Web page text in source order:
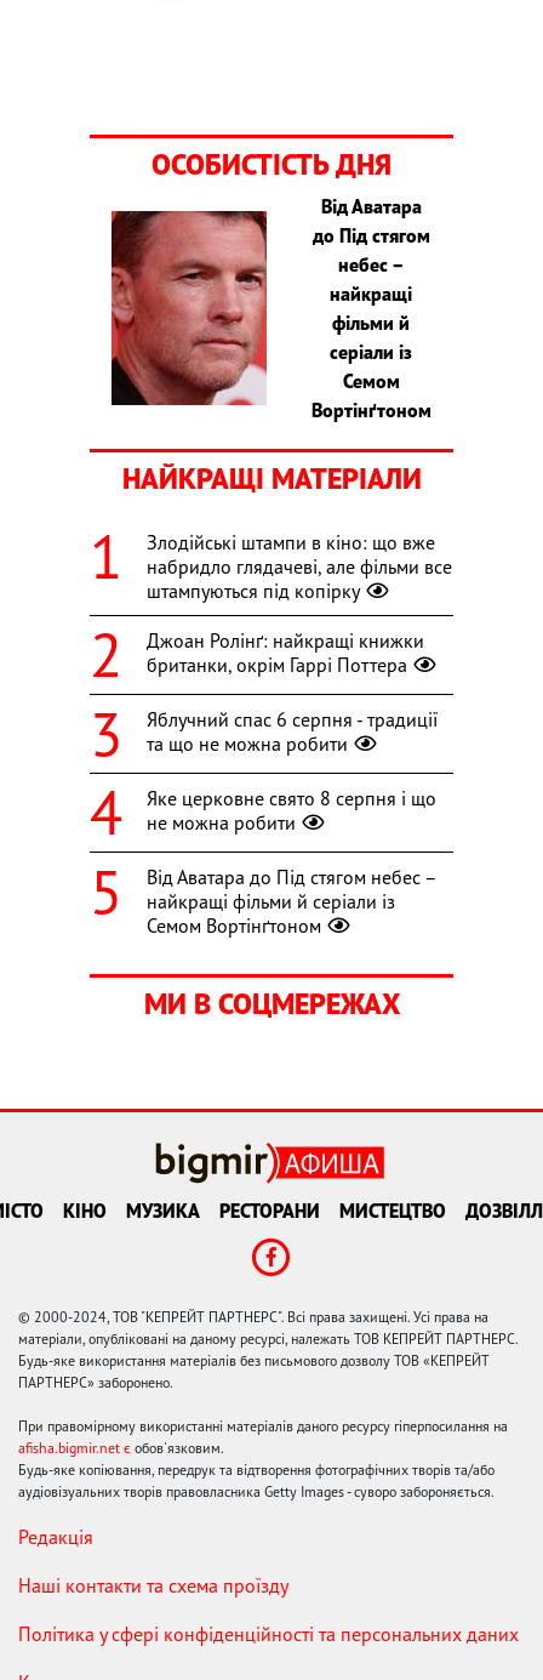
ОСОБИСТІСТЬ ДНЯ
Від Аватара
до Під стягом
небес –
найкращі
фільми й
серіали із
Семом
Вортінґтоном
НАЙКРАЩІ МАТЕРІАЛИ
Злодійські штампи в кіно: що вже
набридло глядачеві, але фільми все
штампуються під копірку
Джоан Ролінґ: найкращі книжки
британки, окрім Гаррі Поттера
Яблучний спас 6 серпня - традиції
та що не можна робити
Яке церковне свято 8 серпня і що
не можна робити
Від Аватара до Під стягом небес –
найкращі фільми й серіали із
Семом Вортінґтоном
МИ В СОЦМЕРЕЖАХ
КІНО МУЗИКА РЕСТОРАНИ МИСТЕЦТВО
© 2000-2024, ТОВ "КЕПРЕЙТ ПАРТНЕРС". Всі права захищені. Усі права на
матеріали, опубліковані на даному ресурсі, належать ТОВ КЕПРЕЙТ ПАРТНЕРС.
Будь-яке використання матеріалів без письмового дозволу ТОВ «КЕПРЕЙТ
ПАРТНЕРС» заборонено.
При правомірному використанні матеріалів даного ресурсу гіперпосилання на
afisha.bigmir.net є обов'язковим.
Будь-яке копіювання, передрук та відтворення фотографічних творів та/або
аудіовізуальних творів правовласника Getty Images - суворо забороняється.
Редакція
Наші контакти та схема проїзду
Політика у сфері конфіденційності та персональних даних